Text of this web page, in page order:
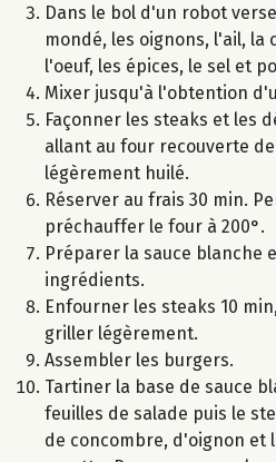
Dans le bol d'un robot
mondé, les oignons, l'ail, la
l'oeuf, les épices, le sel et
Mixer jusqu'à l'obtention
Façonner les steaks et les
allant au four recouverte
légèrement huilé.
Réserver au frais 30 min.
préchauffer le four à 200°.
Préparer la sauce blanche
ingrédients.
Enfourner les steaks 10
griller légèrement.
Assembler les burgers.
Tartiner la base de sauce
feuilles de salade puis le
de concombre, d'oignon et